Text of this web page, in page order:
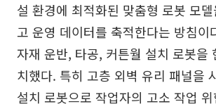
설 환경에 최적화된 맞춤형 로봇 모
고 운영 데이터를 축적한다는 방침이
자재 운반, 타공, 커튼월 설치 로봇을
치했다. 특히 고층 외벽 유리 패널을
설치 로봇으로 작업자의 고소 작업